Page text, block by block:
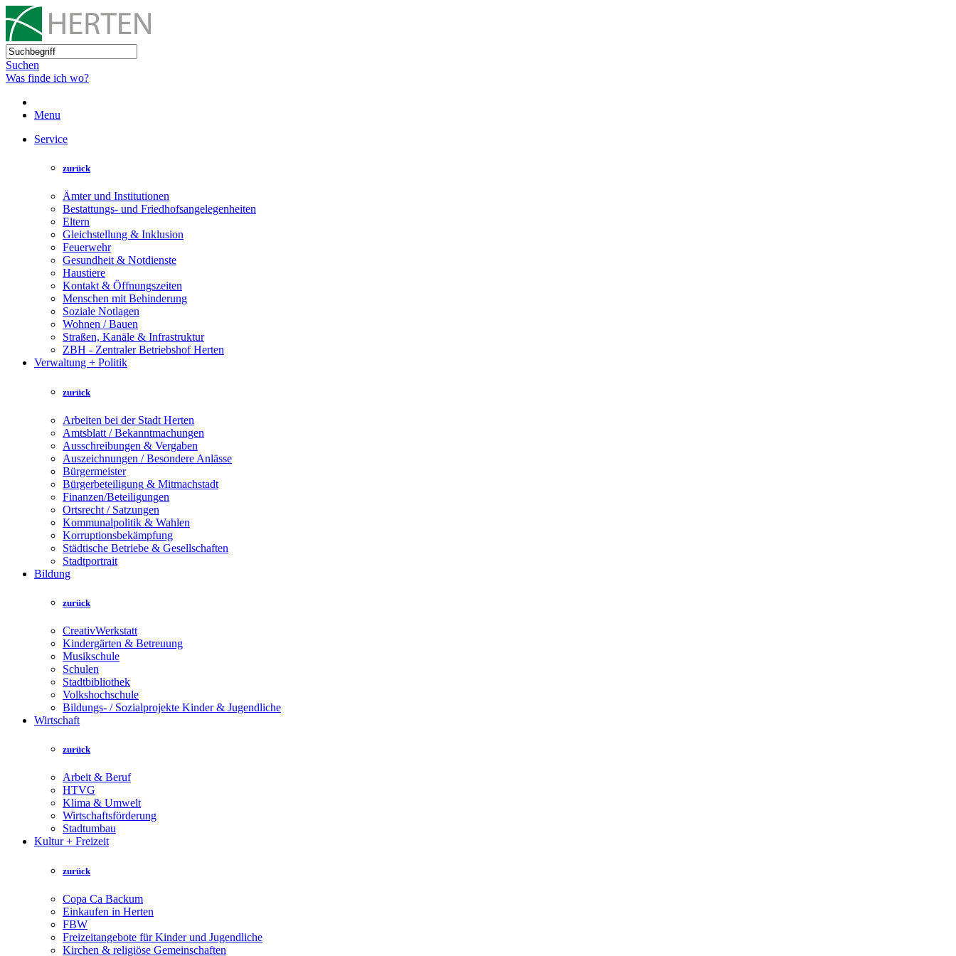
Suchen
Was finde ich wo?
Menu
Service
zurück
Ämter und Institutionen
Bestattungs- und Friedhofsangelegenheiten
Eltern
Gleichstellung & Inklusion
Feuerwehr
Gesundheit & Notdienste
Haustiere
Kontakt & Öffnungszeiten
Menschen mit Behinderung
Soziale Notlagen
Wohnen / Bauen
Straßen, Kanäle & Infrastruktur
ZBH - Zentraler Betriebshof Herten
Verwaltung + Politik
zurück
Arbeiten bei der Stadt Herten
Amtsblatt / Bekanntmachungen
Ausschreibungen & Vergaben
Auszeichnungen / Besondere Anlässe
Bürgermeister
Bürgerbeteiligung & Mitmachstadt
Finanzen/Beteiligungen
Ortsrecht / Satzungen
Kommunalpolitik & Wahlen
Korruptionsbekämpfung
Städtische Betriebe & Gesellschaften
Stadtportrait
Bildung
zurück
CreativWerkstatt
Kindergärten & Betreuung
Musikschule
Schulen
Stadtbibliothek
Volkshochschule
Bildungs- / Sozialprojekte Kinder & Jugendliche
Wirtschaft
zurück
Arbeit & Beruf
HTVG
Klima & Umwelt
Wirtschaftsförderung
Stadtumbau
Kultur + Freizeit
zurück
Copa Ca Backum
Einkaufen in Herten
FBW
Freizeitangebote für Kinder und Jugendliche
Kirchen & religiöse Gemeinschaften